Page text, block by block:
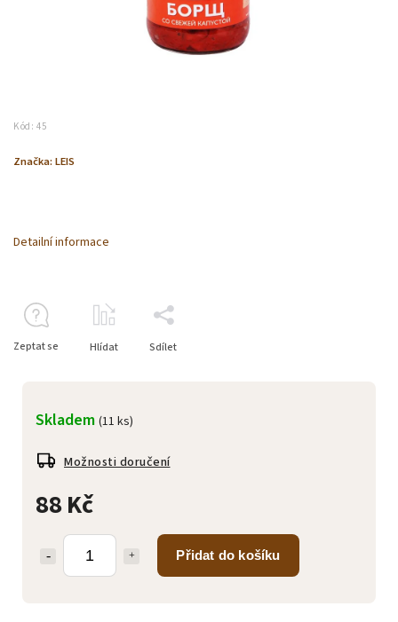
Kód: 45
Značka: LEIS
88 Kč
Přidat do košíku
Skladem (11 ks)
Možnosti doručení
Detailní informace
Zeptat se Hlídat Sdílet